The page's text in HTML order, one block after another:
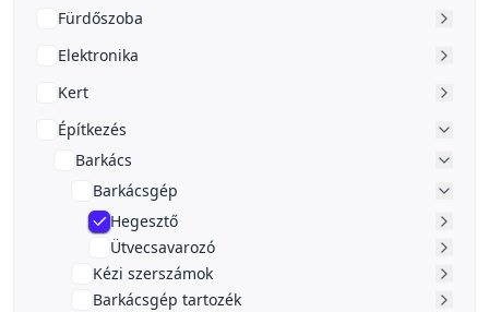
Fürdőszoba
Elektronika
Kert
Építkezés
Barkács
Barkácsgép
Hegesztő
Ütvecsavarozó
Kézi szerszámok
Barkácsgép tartozék